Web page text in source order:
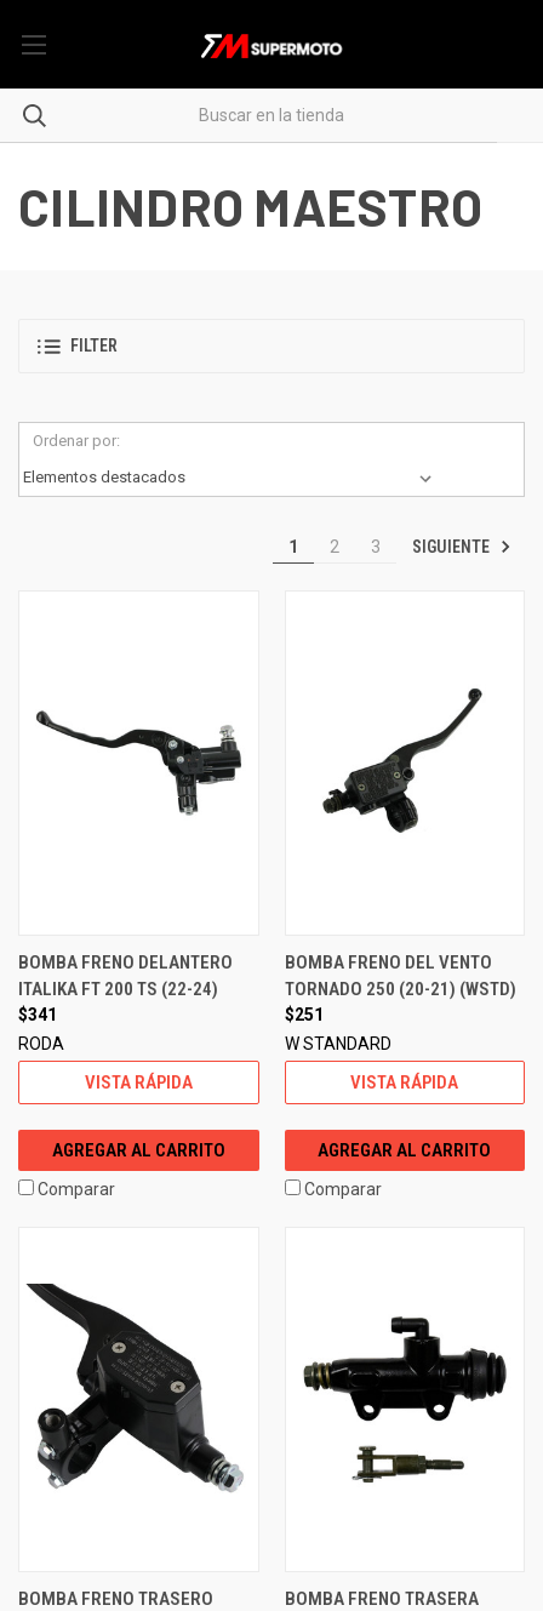
CILINDRO MAESTRO
FILTER
Ordenar por:
1 2 3 SIGUIENTE
BOMBA FRENO DELANTERO
ITALIKA FT 200 TS (22-24)
$341
RODA
VISTA RÁPIDA
AGREGAR AL CARRITO
Comparar
BOMBA FRENO DEL VENTO
TORNADO 250 (20-21) (WSTD)
$251
W STANDARD
VISTA RÁPIDA
AGREGAR AL CARRITO
Comparar
BOMBA FRENO TRASERO
BOMBA FRENO TRASERA